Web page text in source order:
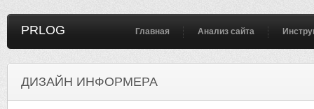
PRLOG Главная Анализ сайта
ДИЗАЙН ИНФОРМЕРА